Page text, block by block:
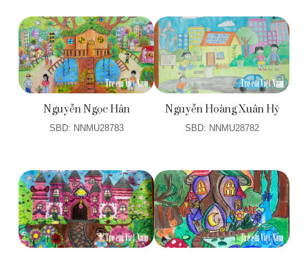
Nguyễn Ngọc Hân
SBD: NNMU28783
Nguyễn Hoàng Xuân Hỷ
SBD: NNMU28782